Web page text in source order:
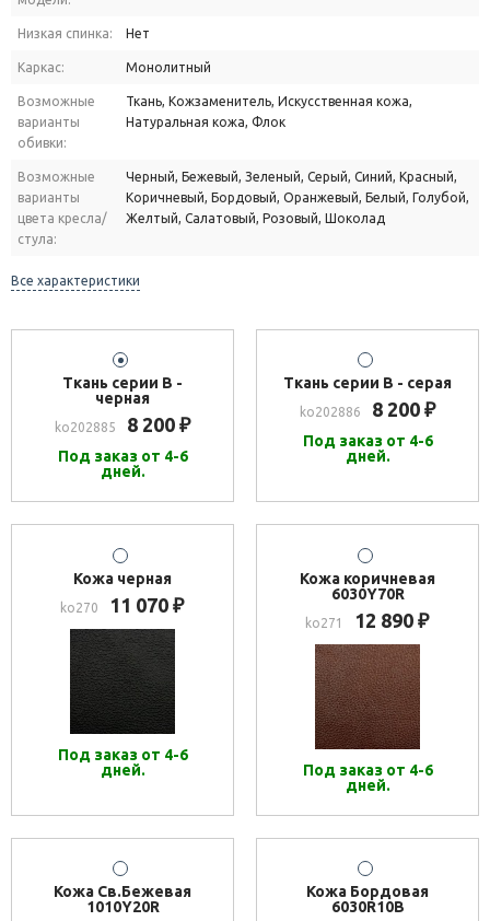
Низкая спинка: Нет
Каркас: Монолитный
Возможные
варианты
обивки:
Ткань, Кожзаменитель, Искусственная кожа,
Натуральная кожа, Флок
Возможные
варианты
цвета кресла/
стула:
Черный, Бежевый, Зеленый, Серый, Синий, Красный,
Коричневый, Бордовый, Оранжевый, Белый, Голубой,
Желтый, Салатовый, Розовый, Шоколад
Все характеристики
Ткань серии В -
черная
ko202885 8 200 ₽
Под заказ от 4-6
дней.
Ткань серии В - серая
ko202886 8 200 ₽
Под заказ от 4-6
дней.
Кожа черная
ko270 11 070 ₽
Под заказ от 4-6
дней.
Кожа коричневая
6030Y70R
ko271 12 890 ₽
Под заказ от 4-6
дней.
Кожа Св.Бежевая
1010Y20R
Кожа Бордовая
6030R10B